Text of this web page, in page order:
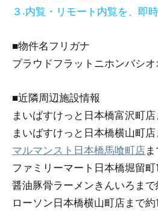
３.内覧・リモート内覧を、即
■物件名フリガナ
プラウドフラットニホンバシ
■近隣周辺施設情報
まいばすけっと日本橋富沢町
まいばすけっと日本橋横山町
マルマンスト日本橋馬喰町店
ファミリーマート日本橋堀留
醤油豚骨ラーメンきんいろまで
ローソン日本橋横山町店まで約